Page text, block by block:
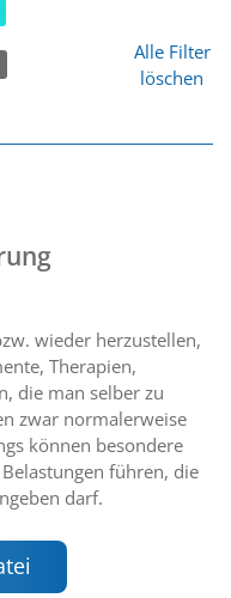
Alle Filter
löschen
wieder herzustellen,
Therapien,
die man selber zu
zwar normalerweise
können besondere
führen, die
darf.